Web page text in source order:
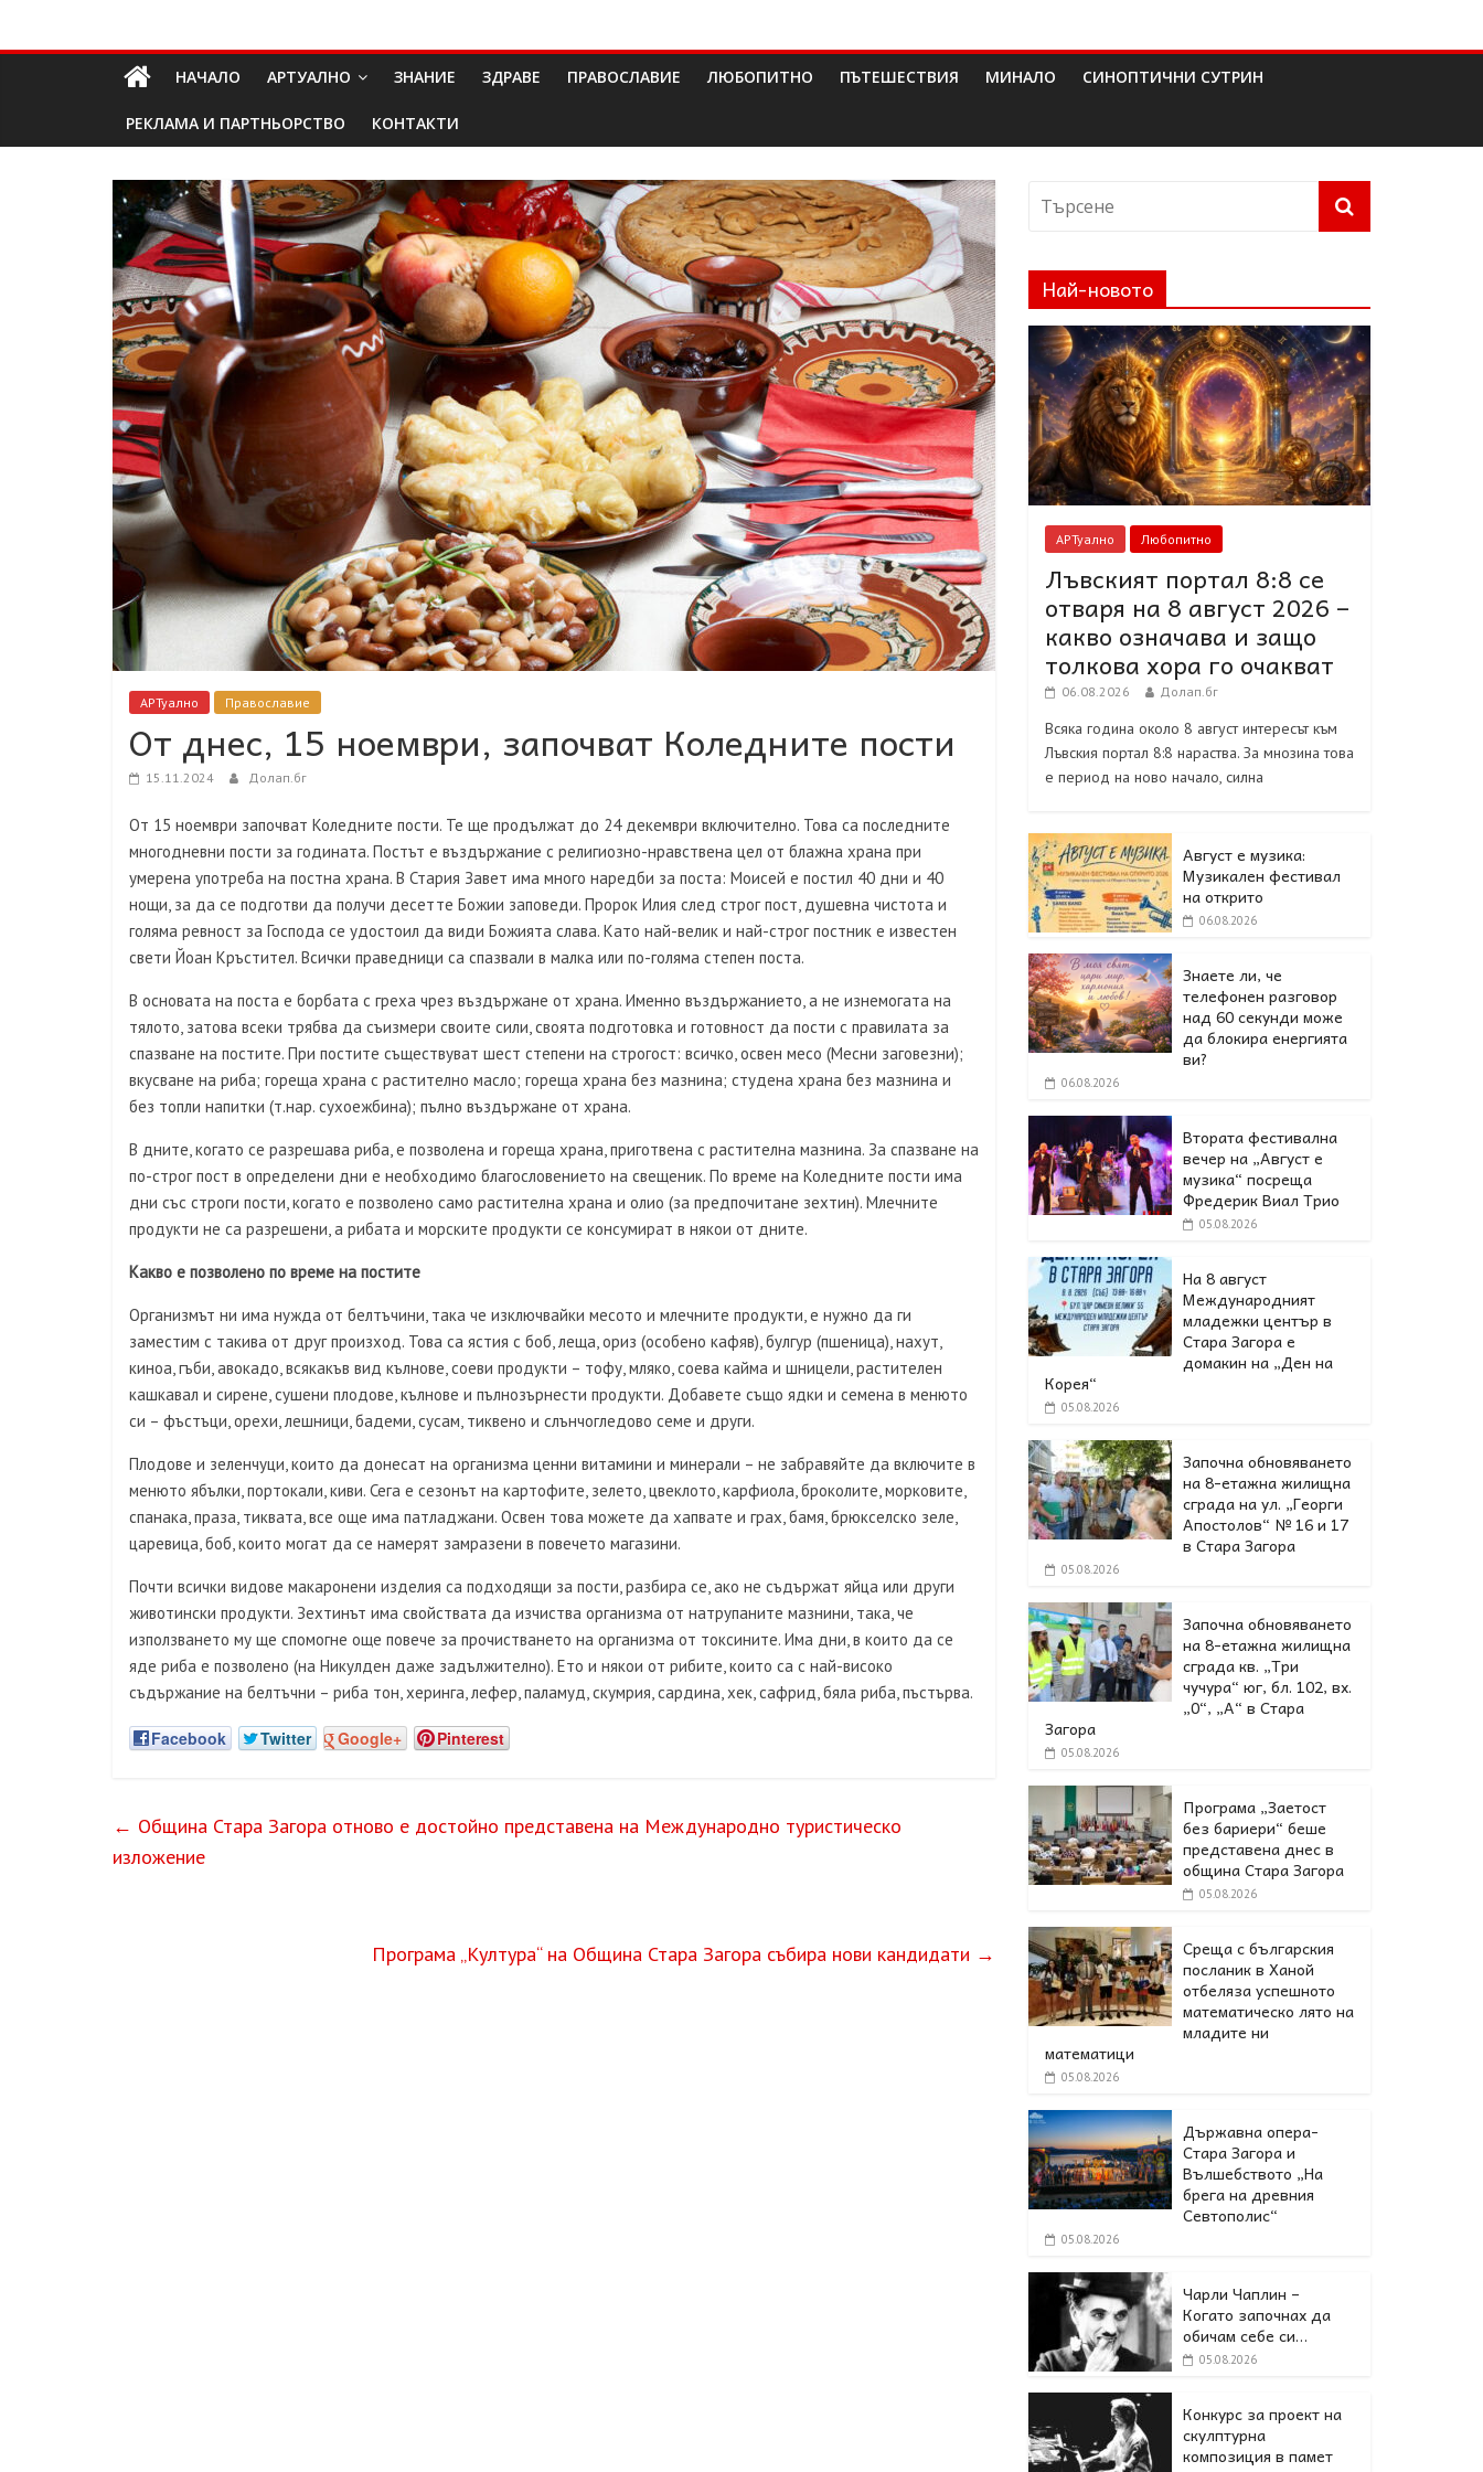
Долап
БГ
изкуство|
пътешествия|
мода|
събития|
кухня|
реклама|
минало|
НАЧАЛО АРТУАЛНО ЗНАНИЕ ЗДРАВЕ ПРАВОСЛАВИЕ ЛЮБОПИТНО ПЪТЕШЕСТВИЯ МИНАЛО СИНОПТИЧНИ СУТРИН
РЕКЛАМА И ПАРТНЬОРСТВО КОНТАКТИ
АРТуално Православие
От днес, 15 ноември, започват Коледните пости
15.11.2024 Долап.бг
От 15 ноември започват Коледните пости. Те ще продължат до 24 декември включително. Това са последните
многодневни пости за годината. Постът е въздържание с религиозно-нравствена цел от блажна храна при
умерена употреба на постна храна. В Стария Завет има много наредби за поста: Моисей е постил 40 дни и 40
нощи, за да се подготви да получи десетте Божии заповеди. Пророк Илия след строг пост, душевна чистота и
голяма ревност за Господа се удостоил да види Божията слава. Като най-велик и най-строг постник е известен
свети Йоан Кръстител. Всички праведници са спазвали в малка или по-голяма степен поста.
В основата на поста е борбата с греха чрез въздържане от храна. Именно въздържанието, а не изнемогата на
тялото, затова всеки трябва да съизмери своите сили, своята подготовка и готовност да пости с правилата за
спазване на постите. При постите съществуват шест степени на строгост: всичко, освен месо (Месни заговезни);
вкусване на риба; гореща храна с растително масло; гореща храна без мазнина; студена храна без мазнина и
без топли напитки (т.нар. сухоежбина); пълно въздържане от храна.
В дните, когато се разрешава риба, е позволена и гореща храна, приготвена с растителна мазнина. За спазване на
по-строг пост в определени дни е необходимо благословението на свещеник. По време на Коледните пости има
дни със строги пости, когато е позволено само растителна храна и олио (за предпочитане зехтин). Млечните
продукти не са разрешени, а рибата и морските продукти се консумират в някои от дните.
Какво е позволено по време на постите
Организмът ни има нужда от белтъчини, така че изключвайки месото и млечните продукти, е нужно да ги
заместим с такива от друг произход. Това са ястия с боб, леща, ориз (особено кафяв), булгур (пшеница), нахут,
киноа, гъби, авокадо, всякакъв вид кълнове, соеви продукти – тофу, мляко, соева кайма и шницели, растителен
кашкавал и сирене, сушени плодове, кълнове и пълнозърнести продукти. Добавете също ядки и семена в менюто
си – фъстъци, орехи, лешници, бадеми, сусам, тиквено и слънчогледово семе и други.
Плодове и зеленчуци, които да донесат на организма ценни витамини и минерали – не забравяйте да включите в
менюто ябълки, портокали, киви. Сега е сезонът на картофите, зелето, цвеклото, карфиола, броколите, морковите,
спанака, праза, тиквата, все още има патладжани. Освен това можете да хапвате и грах, бамя, брюкселско зеле,
царевица, боб, които могат да се намерят замразени в повечето магазини.
Почти всички видове макаронени изделия са подходящи за пости, разбира се, ако не съдържат яйца или други
животински продукти. Зехтинът има свойствата да изчиства организма от натрупаните мазнини, така, че
използването му ще спомогне още повече за прочистването на организма от токсините. Има дни, в които да се
яде риба е позволено (на Никулден даже задължително). Ето и някои от рибите, които са с най-високо
съдържание на белтъчни – риба тон, херинга, лефер, паламуд, скумрия, сардина, хек, сафрид, бяла риба, пъстърва.
Facebook Twitter Google+ Pinterest
← Община Стара Загора отново е достойно представена на Международно туристическо
изложение
Програма „Култура“ на Община Стара Загора събира нови кандидати →
Най-новото
АРТуално Любопитно
Лъвският портал 8:8 се
отваря на 8 август 2026 –
какво означава и защо
толкова хора го очакват
06.08.2026 Долап.бг
Всяка година около 8 август интересът към
Лъвския портал 8:8 нараства. За мнозина това
е период на ново начало, силна
Август е музика:
Музикален фестивал
на открито
06.08.2026
Знаете ли, че
телефонен разговор
над 60 секунди може
да блокира енергията
ви?
06.08.2026
Втората фестивална
вечер на „Август е
музика“ посреща
Фредерик Виал Трио
05.08.2026
На 8 август
Международният
младежки център в
Стара Загора е
домакин на „Ден на
Корея“
05.08.2026
Започна обновяването
на 8-етажна жилищна
сграда на ул. „Георги
Апостолов“ № 16 и 17
в Стара Загора
05.08.2026
Започна обновяването
на 8-етажна жилищна
сграда кв. „Три
чучура“ юг, бл. 102, вх.
„0“, „А“ в Стара
Загора
05.08.2026
Програма „Заетост
без бариери“ беше
представена днес в
oбщина Стара Загора
05.08.2026
Среща с българския
посланик в Ханой
отбеляза успешното
математическо лято на
младите ни
математици
05.08.2026
Държавна опера-
Стара Загора и
Вълшебството „На
брега на древния
Севтополис“
05.08.2026
Чарли Чаплин –
Когато започнах да
обичам себе си…
05.08.2026
Конкурс за проект на
скулптурна
композиция в памет